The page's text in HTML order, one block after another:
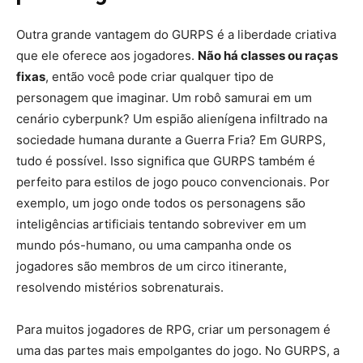
Outra grande vantagem do GURPS é a liberdade criativa
que ele oferece aos jogadores. Não há classes ou raças
fixas, então você pode criar qualquer tipo de
personagem que imaginar. Um robô samurai em um
cenário cyberpunk? Um espião alienígena infiltrado na
sociedade humana durante a Guerra Fria? Em GURPS,
tudo é possível. Isso significa que GURPS também é
perfeito para estilos de jogo pouco convencionais. Por
exemplo, um jogo onde todos os personagens são
inteligências artificiais tentando sobreviver em um
mundo pós-humano, ou uma campanha onde os
jogadores são membros de um circo itinerante,
resolvendo mistérios sobrenaturais.
Para muitos jogadores de RPG, criar um personagem é
uma das partes mais empolgantes do jogo. No GURPS, a